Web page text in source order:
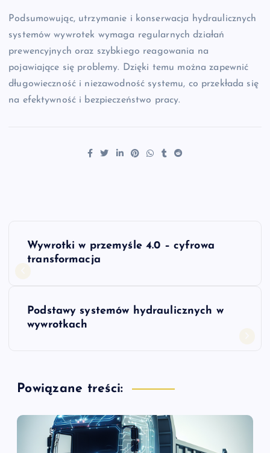
Podsumowując, utrzymanie i konserwacja hydraulicznych
systemów wywrotek wymaga regularnych działań
prewencyjnych oraz szybkiego reagowania na
pojawiające się problemy. Dzięki temu można zapewnić
długowieczność i niezawodność systemu, co przekłada się
na efektywność i bezpieczeństwo pracy.
N
a
c
Wywrotki w przemyśle 4.0 – cyfrowa
transformacja
Podstawy systemów hydraulicznych w
wywrotkach
Powiązane treści: